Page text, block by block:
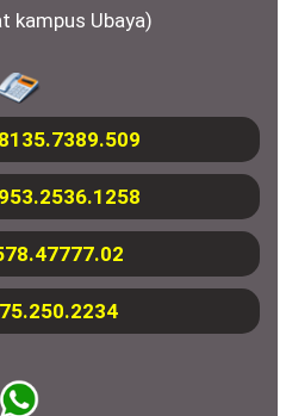
kampus Ubaya)